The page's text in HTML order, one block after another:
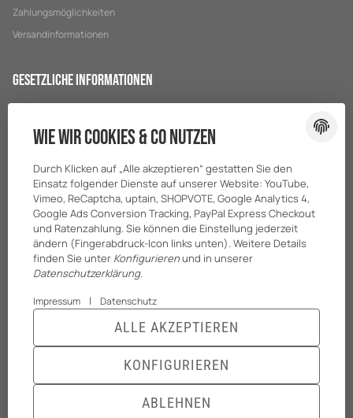
Zahlungsmöglichkeiten
Versandinformationen
Gesetzliche Informationen
Impressum
Batteriegesetzhinweise
Wie wir Cookies & Co nutzen
Durch Klicken auf „Alle akzeptieren“ gestatten Sie den
Einsatz folgender Dienste auf unserer Website: YouTube,
Vimeo, ReCaptcha, uptain, SHOPVOTE, Google Analytics 4,
Google Ads Conversion Tracking, PayPal Express Checkout
und Ratenzahlung. Sie können die Einstellung jederzeit
ändern (Fingerabdruck-Icon links unten). Weitere Details
finden Sie unter Konfigurierenund in unserer
Datenschutzerklärung.
Impressum | Datenschutz
ABLEHNEN
KONFIGURIEREN
ALLE AKZEPTIEREN